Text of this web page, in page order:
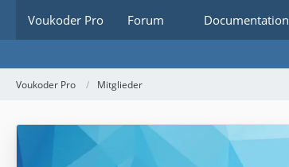
Voukoder Pro Forum Documentation
Voukoder Pro Mitglieder